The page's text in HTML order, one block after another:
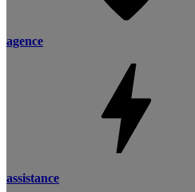
agence
assistance